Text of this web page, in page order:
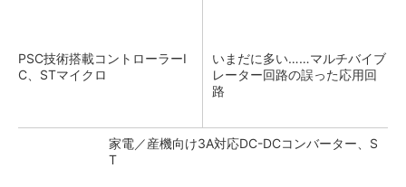
PSC技術搭載コントローラーI
C、STマイクロ
いまだに多い……マルチバイブ
レーター回路の誤った応用回
路
家電／産機向け3A対応DC-DCコンバーター、S
T